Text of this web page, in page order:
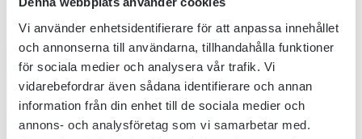
Vi använder enhetsidentifierare för att anpassa innehållet
och annonserna till användarna, tillhandahålla funktioner
för sociala medier och analysera vår trafik. Vi
vidarebefordrar även sådana identifierare och annan
information från din enhet till de sociala medier och
annons- och analysföretag som vi samarbetar med.
2017 I FULL GÅNG